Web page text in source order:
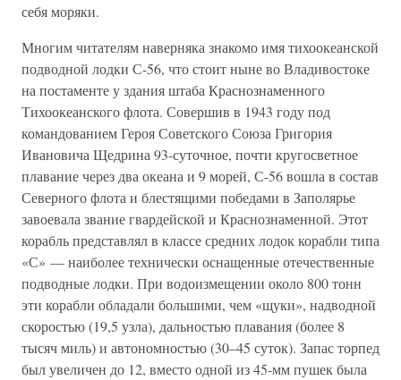
себя моряки.
Многим читателям наверняка знакомо имя тихоокеанской
подводной лодки С-56, что стоит ныне во Владивостоке
на постаменте у здания штаба Краснознаменного
Тихоокеанского флота. Совершив в 1943 году под
командованием Героя Советского Союза Григория
Ивановича Щедрина 93-суточное, почти кругосветное
плавание через два океана и 9 морей, С-56 вошла в состав
Северного флота и блестящими победами в Заполярье
завоевала звание гвардейской и Краснознаменной. Этот
корабль представлял в классе средних лодок корабли типа
«С» — наиболее технически оснащенные отечественные
подводные лодки. При водоизмещении около 800 тонн
эти корабли обладали большими, чем «щуки», надводной
скоростью (19,5 узла), дальностью плавания (более 8
тысяч миль) и автономностью (30–45 суток). Запас торпед
был увеличен до 12, вместо одной из 45-мм пушек была